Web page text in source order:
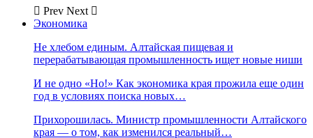
Prev Next
Экономика
Не хлебом единым. Алтайская пищевая и
перерабатывающая промышленность ищет новые ниши
И не одно «Но!» Как экономика края прожила еще один
год в условиях поиска новых…
Прихорошилась. Министр промышленности Алтайского
края — о том, как изменился реальный…